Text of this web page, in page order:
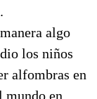
algo
los niños
alfombras en
mundo en